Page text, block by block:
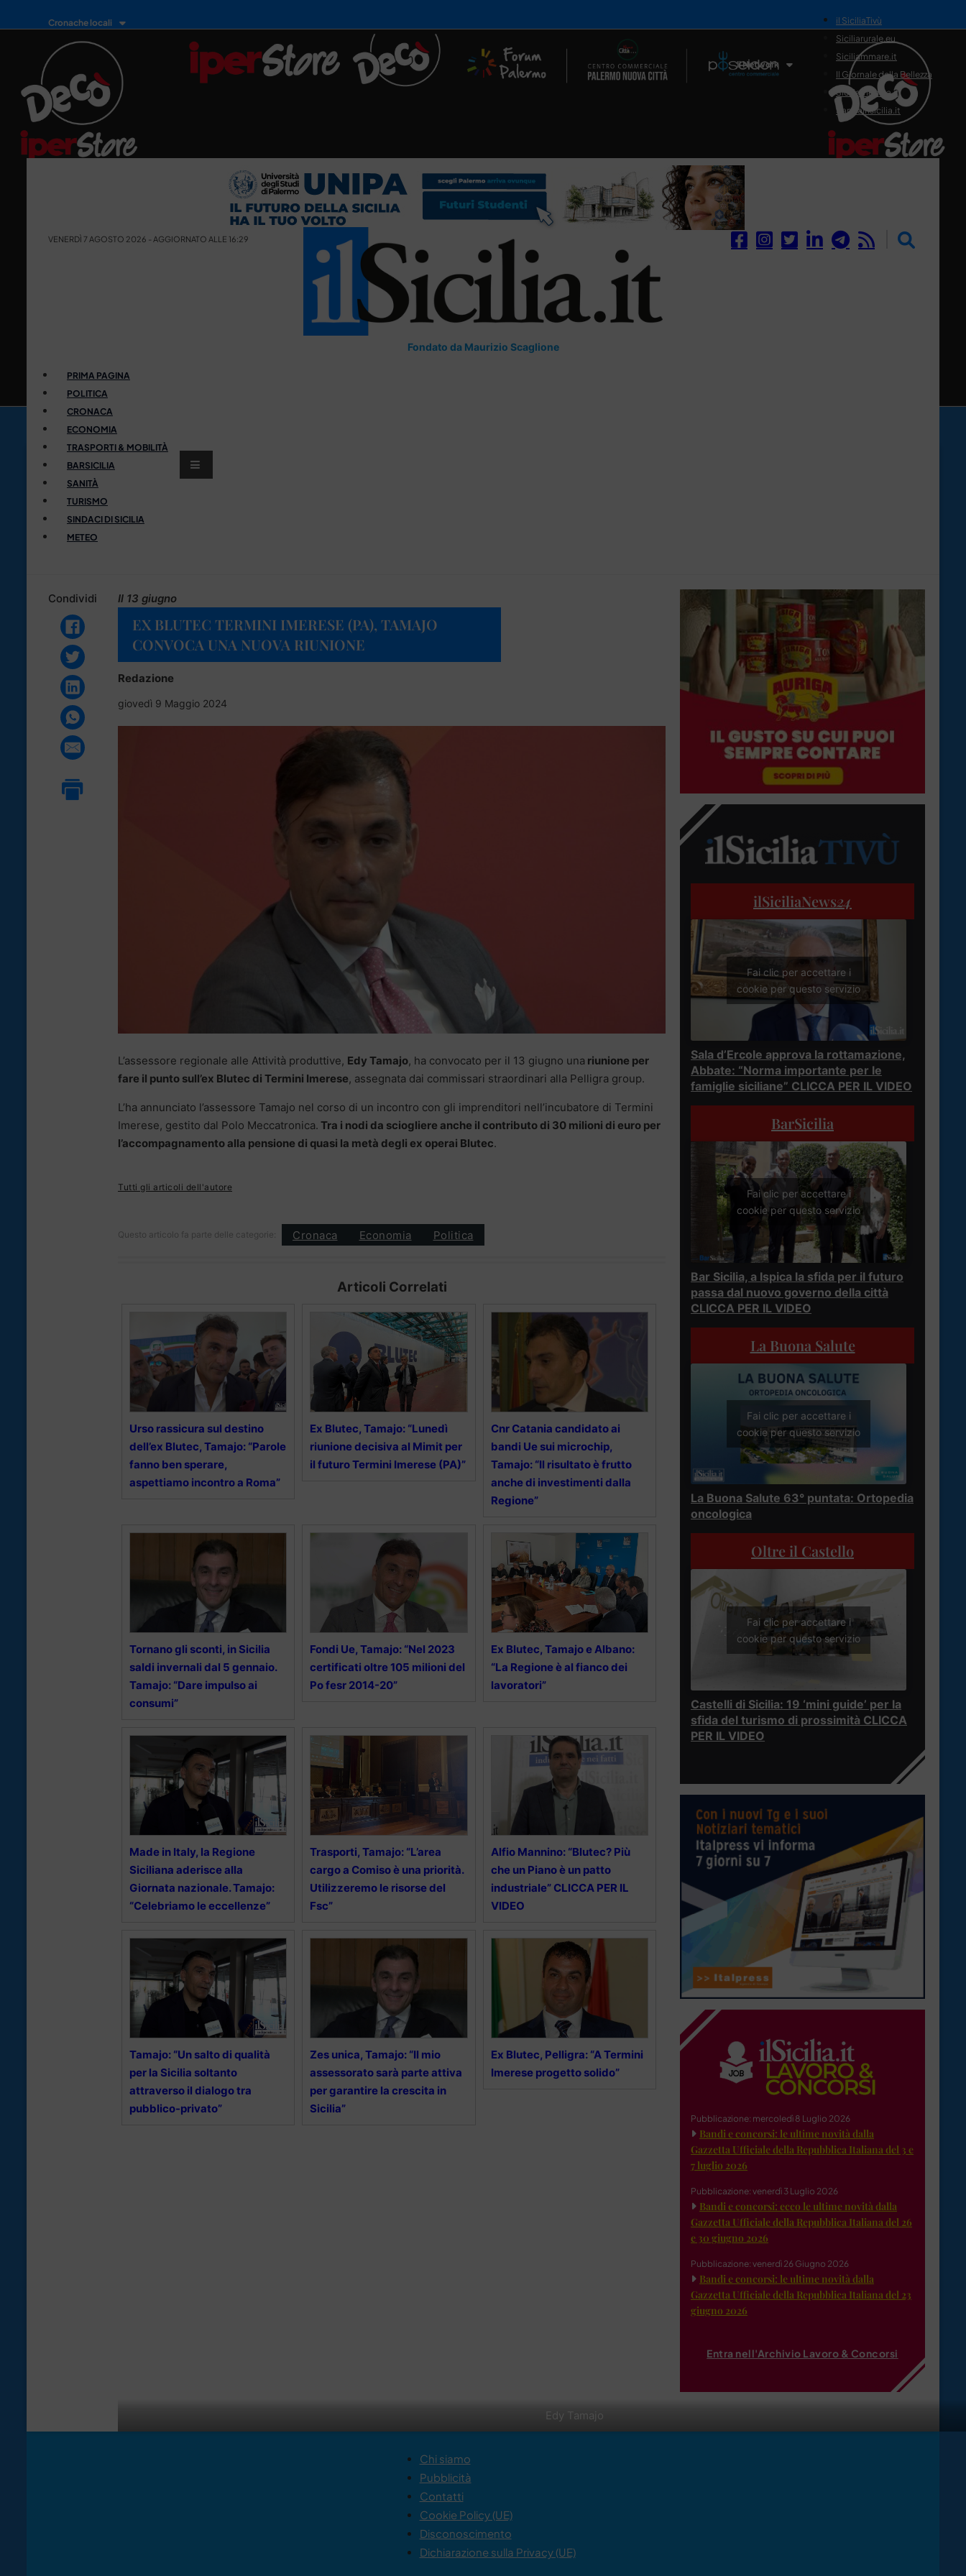
Cronache locali
Il Network
il SiciliaTivù
Siciliarurale.eu
Siciliammare.it
Il Giornale della Bellezza
Siciliamedica.it
Sanitainsicilia.it
VENERDÌ 7 AGOSTO 2026 - AGGIORNATO ALLE 16:29
Fondato da Maurizio Scaglione
PRIMA PAGINA
POLITICA
CRONACA
ECONOMIA
TRASPORTI & MOBILITÀ
BARSICILIA
SANITÀ
TURISMO
SINDACI DI SICILIA
METEO
Condividi Il 13 giugno
EX BLUTEC TERMINI IMERESE (PA), TAMAJO
CONVOCA UNA NUOVA RIUNIONE
Redazione
giovedì 9 Maggio 2024
Edy Tamajo
L’assessore regionale alle Attività produttive, Edy Tamajo, ha convocato per il 13 giugno una riunione per
fare il punto sull’ex Blutec di Termini Imerese, assegnata dai commissari straordinari alla Pelligra group.
L’ha annunciato l’assessore Tamajo nel corso di un incontro con gli imprenditori nell’incubatore di Termini
Imerese, gestito dal Polo Meccatronica. Tra i nodi da sciogliere anche il contributo di 30 milioni di euro per
l’accompagnamento alla pensione di quasi la metà degli ex operai Blutec.
Tutti gli articoli dell'autore
Questo articolo fa parte delle categorie: Cronaca Economia Politica
Articoli Correlati
Urso rassicura sul destino
dell’ex Blutec, Tamajo: “Parole
fanno ben sperare,
aspettiamo incontro a Roma”
Ex Blutec, Tamajo: “Lunedì
riunione decisiva al Mimit per
il futuro Termini Imerese (PA)”
Cnr Catania candidato ai
bandi Ue sui microchip,
Tamajo: “Il risultato è frutto
anche di investimenti dalla
Regione”
Tornano gli sconti, in Sicilia
saldi invernali dal 5 gennaio.
Tamajo: “Dare impulso ai
consumi”
Fondi Ue, Tamajo: “Nel 2023
certificati oltre 105 milioni del
Po fesr 2014-20”
Ex Blutec, Tamajo e Albano:
“La Regione è al fianco dei
lavoratori”
Made in Italy, la Regione
Siciliana aderisce alla
Giornata nazionale. Tamajo:
“Celebriamo le eccellenze”
Trasporti, Tamajo: “L’area
cargo a Comiso è una priorità.
Utilizzeremo le risorse del
Fsc”
Alfio Mannino: “Blutec? Più
che un Piano è un patto
industriale” CLICCA PER IL
VIDEO
Tamajo: “Un salto di qualità
per la Sicilia soltanto
attraverso il dialogo tra
pubblico-privato”
Zes unica, Tamajo: “Il mio
assessorato sarà parte attiva
per garantire la crescita in
Sicilia”
Ex Blutec, Pelligra: “A Termini
Imerese progetto solido”
ilSiciliaNews24
Fai clic per accettare i
cookie per questo servizio
Sala d’Ercole approva la rottamazione,
Abbate: “Norma importante per le
famiglie siciliane” CLICCA PER IL VIDEO
BarSicilia
Fai clic per accettare i
cookie per questo servizio
Bar Sicilia, a Ispica la sfida per il futuro
passa dal nuovo governo della città
CLICCA PER IL VIDEO
La Buona Salute
Fai clic per accettare i
cookie per questo servizio
La Buona Salute 63° puntata: Ortopedia
oncologica
Oltre il Castello
Fai clic per accettare i
cookie per questo servizio
Castelli di Sicilia: 19 ‘mini guide’ per la
sfida del turismo di prossimità CLICCA
PER IL VIDEO
Pubblicazione: mercoledì 8 Luglio 2026
Bandi e concorsi: le ultime novità dalla
Gazzetta Ufficiale della Repubblica Italiana del 3 e
7 luglio 2026
Pubblicazione: venerdì 3 Luglio 2026
Bandi e concorsi: ecco le ultime novità dalla
Gazzetta Ufficiale della Repubblica Italiana del 26
e 30 giugno 2026
Pubblicazione: venerdì 26 Giugno 2026
Bandi e concorsi: le ultime novità dalla
Gazzetta Ufficiale della Repubblica Italiana del 23
giugno 2026
Entra nell'Archivio Lavoro & Concorsi
Chi siamo
Pubblicità
Contatti
Cookie Policy (UE)
Disconoscimento
Dichiarazione sulla Privacy (UE)